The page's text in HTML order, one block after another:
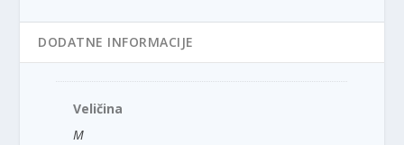
DODATNE INFORMACIJE
Veličina
M